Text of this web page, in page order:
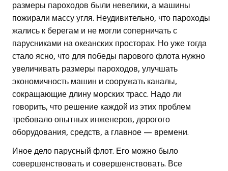
размеры пароходов были невелики, а машины
пожирали массу угля. Неудивительно, что пароходы
жались к берегам и не могли соперничать с
парусниками на океанских просторах. Но уже тогда
стало ясно, что для победы парового флота нужно
увеличивать размеры пароходов, улучшать
экономичность машин и сооружать каналы,
сокращающие длину морских трасс. Надо ли
говорить, что решение каждой из этих проблем
требовало опытных инженеров, дорогого
оборудования, средств, а главное — времени.
Иное дело парусный флот. Его можно было
совершенствовать и совершенствовать. Все